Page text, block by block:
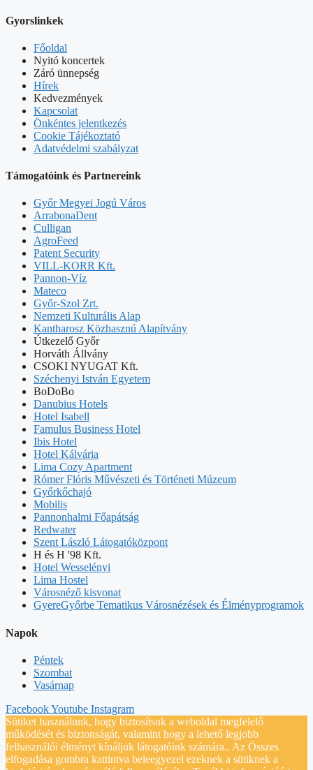
Gyorslinkek
Főoldal
Nyitó koncertek
Záró ünnepség
Hírek
Kedvezmények
Kapcsolat
Önkéntes jelentkezés
Cookie Tájékoztató
Adatvédelmi szabályzat
Támogatóink és Partnereink
Győr Megyei Jogú Város
ArrabonaDent
Culligan
AgroFeed
Patent Security
VILL-KORR Kft.
Pannon-Víz
Mateco
Győr-Szol Zrt.
Nemzeti Kulturális Alap
Kantharosz Közhasznú Alapítvány
Útkezelő Győr
Horváth Állvány
CSOKI NYUGAT Kft.
Széchenyi István Egyetem
BoDoBo
Danubius Hotels
Hotel Isabell
Famulus Business Hotel
Ibis Hotel
Hotel Kálvária
Lima Cozy Apartment
Rómer Flóris Művészeti és Történeti Múzeum
Győrkőchajó
Mobilis
Pannonhalmi Főapátság
Redwater
Szent László Látogatóközpont
H és H '98 Kft.
Hotel Wesselényi
Lima Hostel
Városnéző kisvonat
GyereGyőrbe Tematikus Városnézések és Élményprogramok
Napok
Péntek
Szombat
Vasárnap
FacebookYoutube Instagram
Sütiket használunk, hogy biztosítsuk a weboldal megfelelő
működését és biztonságát, valamint hogy a lehető legjobb
felhasználói élményt kínáljuk látogatóink számára.. Az Összes
elfogadása gombra kattintva beleegyezel ezeknek a sütiknek a